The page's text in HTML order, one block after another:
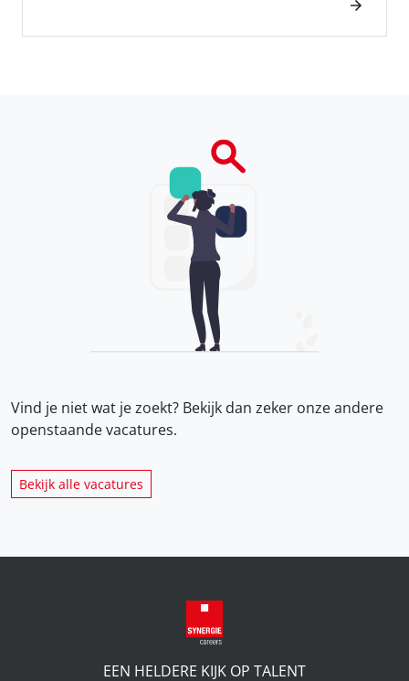
Vind je niet wat je zoekt? Bekijk dan zeker onzeandere
openstaande vacatures.
Bekijk alle vacatures
EEN HELDERE KIJK OP TALENT